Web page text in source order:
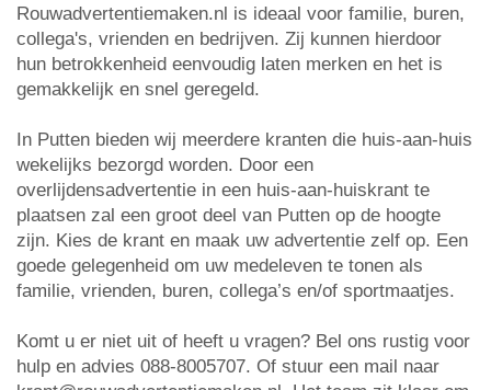
Rouwadvertentiemaken.nl is ideaal voor familie, buren,
collega's, vrienden en bedrijven. Zij kunnen hierdoor
hun betrokkenheid eenvoudig laten merken en het is
gemakkelijk en snel geregeld.
In Putten bieden wij meerdere kranten die huis-aan-huis
wekelijks bezorgd worden. Door een
overlijdensadvertentie in een huis-aan-huiskrant te
plaatsen zal een groot deel van Putten op de hoogte
zijn. Kies de krant en maak uw advertentie zelf op. Een
goede gelegenheid om uw medeleven te tonen als
familie, vrienden, buren, collega’s en/of sportmaatjes.
Komt u er niet uit of heeft u vragen? Bel ons rustig voor
hulp en advies 088-8005707. Of stuur een mail naar